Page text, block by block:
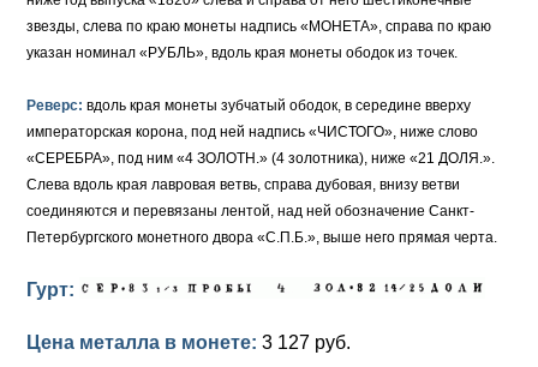
Ливонезы
Петр I (1682-1725)
Серебро
Медь
Для Речи Посполитой
звезды, слева по краю монеты надпись «МОНЕТА», справа по краю
указан номинал «РУБЛЬ», вдоль края монеты ободок из точек.
Реверс: вдоль края монеты зубчатый ободок, в середине вверху
императорская корона, под ней надпись «ЧИСТОГО», ниже слово
«СЕРЕБРА», под ним «4 ЗОЛОТН.» (4 золотника), ниже «21 ДОЛЯ.».
Слева вдоль края лавровая ветвь, справа дубовая, внизу ветви
соединяются и перевязаны лентой, над ней обозначение Санкт-
Петербургского монетного двора «С.П.Б.», выше него прямая черта.
Гурт:
Цена металла в монете: 3 127 руб.